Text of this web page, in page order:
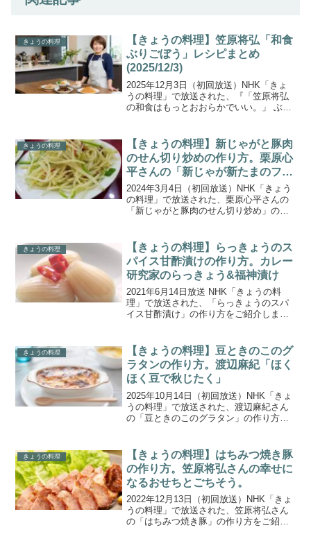
きょうの料理
【きょうの料理】笠原将弘「和食
ぶりごぼう」レシピまとめ
(2025/12/3)
2025年12月3日（初回放送）NHK「きょ
うの料理」で放送された、『「笠原将弘
の和食はもっとおおらかでいい。」 ぶり
和食はもっとおおらかでいい。」。紹介
されたのは、ぶ...
きょうの料理
【きょうの料理】新じゃがと豚肉
のせん切り炒めの作り方。栗原心
平さんの「新じゃが新たまのフレ
ッシュ春おかず」。
2024年3月4日（初回放送）NHK「きょう
の料理」で放送された、栗原心平さんの
「新じゃがと豚肉のせん切り炒め」の作
目は栗原心平さんがご飯が進み、酒の肴
にもぴったりと...
きょうの料理
【きょうの料理】らっきょうのス
パイス甘酢漬けの作り方。カレー
研究家のらっきょう&福神漬け
2021年6月14日放送 NHK「きょうの料
理」で放送された、「らっきょうのスパ
イス甘酢漬け」の作り方をご紹介しま
きょう＆福神漬けを教わります。赤ワイ
ンのコクが凝縮さ...
きょうの料理
【きょうの料理】豆ときのこのグ
ラタンの作り方。渡辺麻紀「ほく
ほく豆で秋じたく」
2025年10月14日（初回放送）NHK「きょ
うの料理」で放送された、渡辺麻紀さん
の「豆ときのこのグラタン」の作り方を
ンルで活躍中の料理研究家・の渡辺麻紀
から、秋を感じ...
きょうの料理
【きょうの料理】はちみつ焼き豚
の作り方。笠原将弘さんの幸せに
なるおせちとごちそう。
2022年12月13日（初回放送）NHK「きょ
うの料理」で放送された、笠原将弘さん
の「はちみつ焼き豚」の作り方をご紹介